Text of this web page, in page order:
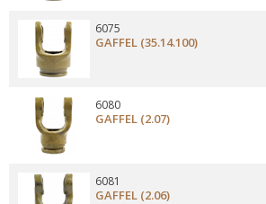
GAFFEL (35.14.100)
6075
GAFFEL (2.07)
6080
GAFFEL (2.06)
6081